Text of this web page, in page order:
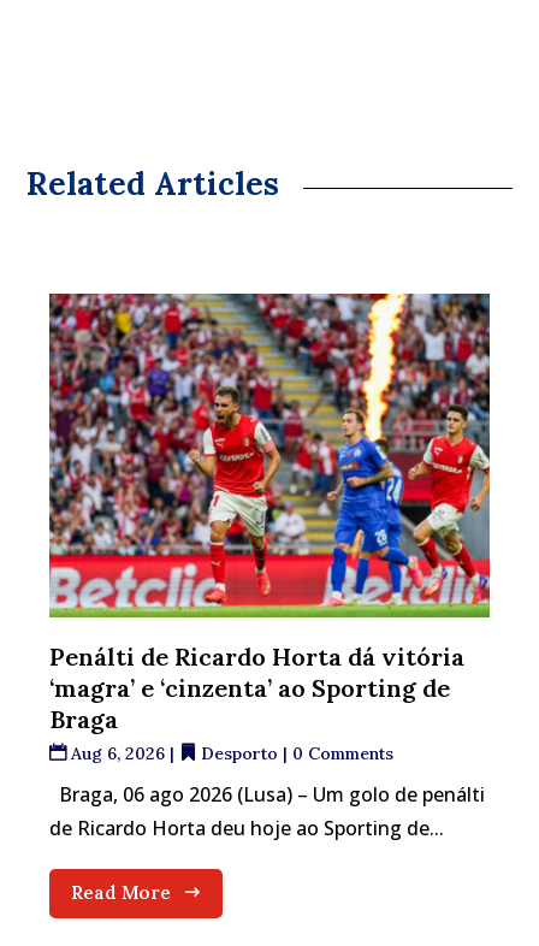
Related Articles
Penálti de Ricardo Horta dá vitória
‘magra’ e ‘cinzenta’ ao Sporting de
Braga
Aug 6, 2026 | Desporto | 0 Comments
Braga, 06 ago 2026 (Lusa) – Um golo de penálti
de Ricardo Horta deu hoje ao Sporting de...
Read More